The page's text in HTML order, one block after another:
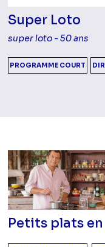
Super Loto
super loto - 50 ans
PROGRAMME COURT
Petits plats